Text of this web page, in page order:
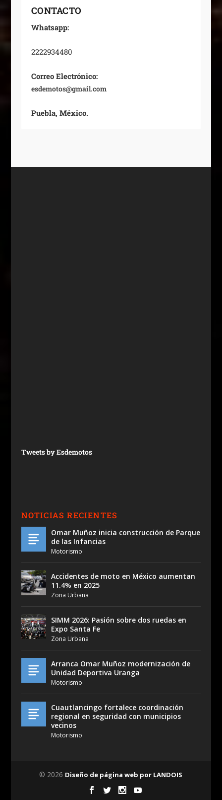
CONTACTO
Whatsapp:
2222934480
Correo Electrónico:
esdemotos@gmail.com
Puebla, México.
Tweets by Esdemotos
NOTICIAS RECIENTES
Omar Muñoz inicia construcción de Parque
de las Infancias
Motorismo
Accidentes de moto en México aumentan
11.4% en 2025
Zona Urbana
SIMM 2026: Pasión sobre dos ruedas en
Expo Santa Fe
Zona Urbana
Arranca Omar Muñoz modernización de
Unidad Deportiva Uranga
Motorismo
Cuautlancingo fortalece coordinación
regional en seguridad con municipios
vecinos
Motorismo
© 2026 Diseño de página web por LANDOIS